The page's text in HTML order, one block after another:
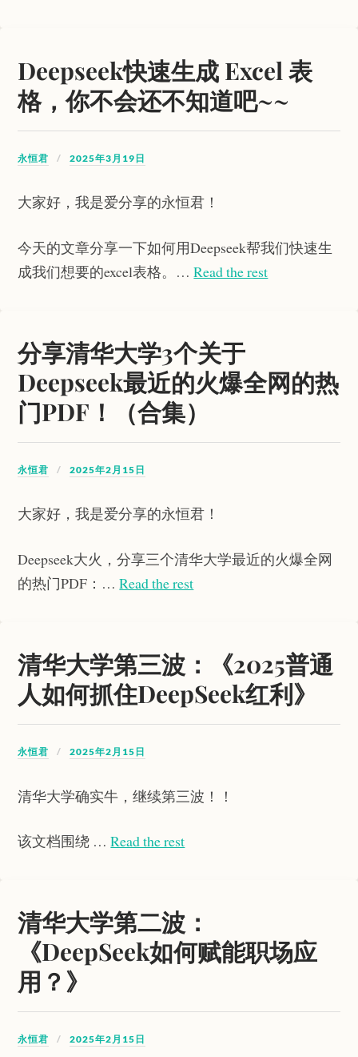
Deepseek快速生成 Excel 表
格，你不会还不知道吧~~
永恒君 2025年3月19日
大家好，我是爱分享的永恒君！
今天的文章分享一下如何用Deepseek帮我们快速生
成我们想要的excel表格。…Read the rest
分享清华大学3个关于
Deepseek最近的火爆全网的热
门PDF！（合集）
永恒君 2025年2月15日
大家好，我是爱分享的永恒君！
Deepseek大火，分享三个清华大学最近的火爆全网
的热门PDF：…Read the rest
清华大学第三波：《2025普通
人如何抓住DeepSeek红利》
永恒君 2025年2月15日
清华大学确实牛，继续第三波！！
该文档围绕 …Read the rest
清华大学第二波：
《DeepSeek如何赋能职场应
用？》
永恒君 2025年2月15日